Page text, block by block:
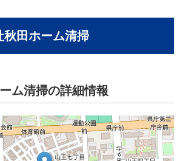
秋田ホーム清掃
ム清掃の詳細情報